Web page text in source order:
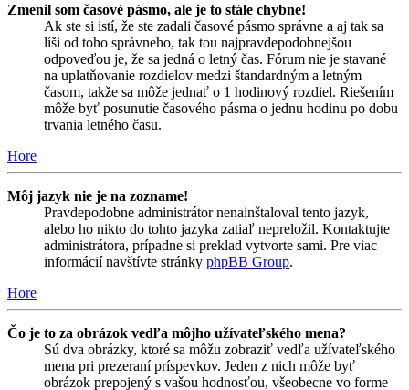
Zmenil som časové pásmo, ale je to stále chybne!
Ak ste si istí, že ste zadali časové pásmo správne a aj tak sa
líši od toho správneho, tak tou najpravdepodobnejšou
odpoveďou je, že sa jedná o letný čas. Fórum nie je stavané
na uplatňovanie rozdielov medzi štandardným a letným
časom, takže sa môže jednať o 1 hodinový rozdiel. Riešením
môže byť posunutie časového pásma o jednu hodinu po dobu
trvania letného času.
Hore
Môj jazyk nie je na zozname!
Pravdepodobne administrátor nenainštaloval tento jazyk,
alebo ho nikto do tohto jazyka zatiaľ nepreložil. Kontaktujte
administrátora, prípadne si preklad vytvorte sami. Pre viac
informácií navštívte stránky phpBB Group.
Hore
Čo je to za obrázok vedľa môjho užívateľského mena?
Sú dva obrázky, ktoré sa môžu zobraziť vedľa užívateľského
mena pri prezeraní príspevkov. Jeden z nich môže byť
obrázok prepojený s vašou hodnosťou, všeobecne vo forme